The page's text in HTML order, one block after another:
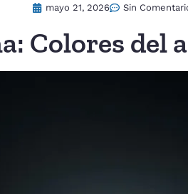
mayo 21, 2026 Sin
Colores del